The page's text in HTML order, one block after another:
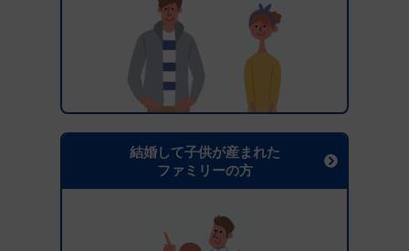
結婚して子供が産まれた
ファミリーの方